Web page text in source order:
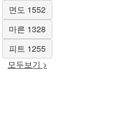
면도 1552
마른 1328
피트 1255
모두보기 >